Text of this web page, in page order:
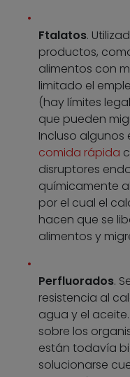
Ftalatos.
productos,
alimentos con
limitado el
(hay límites
que pueden
Incluso algunos
comida rápida
disruptores
químicamente
por el cual el
hacen que se
alimentos y
Perfluorados.
resistencia al
agua y el
sobre los
están todavía
solucionarse